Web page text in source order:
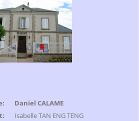
Daniel CALAME
Isabelle TAN ENG TENG